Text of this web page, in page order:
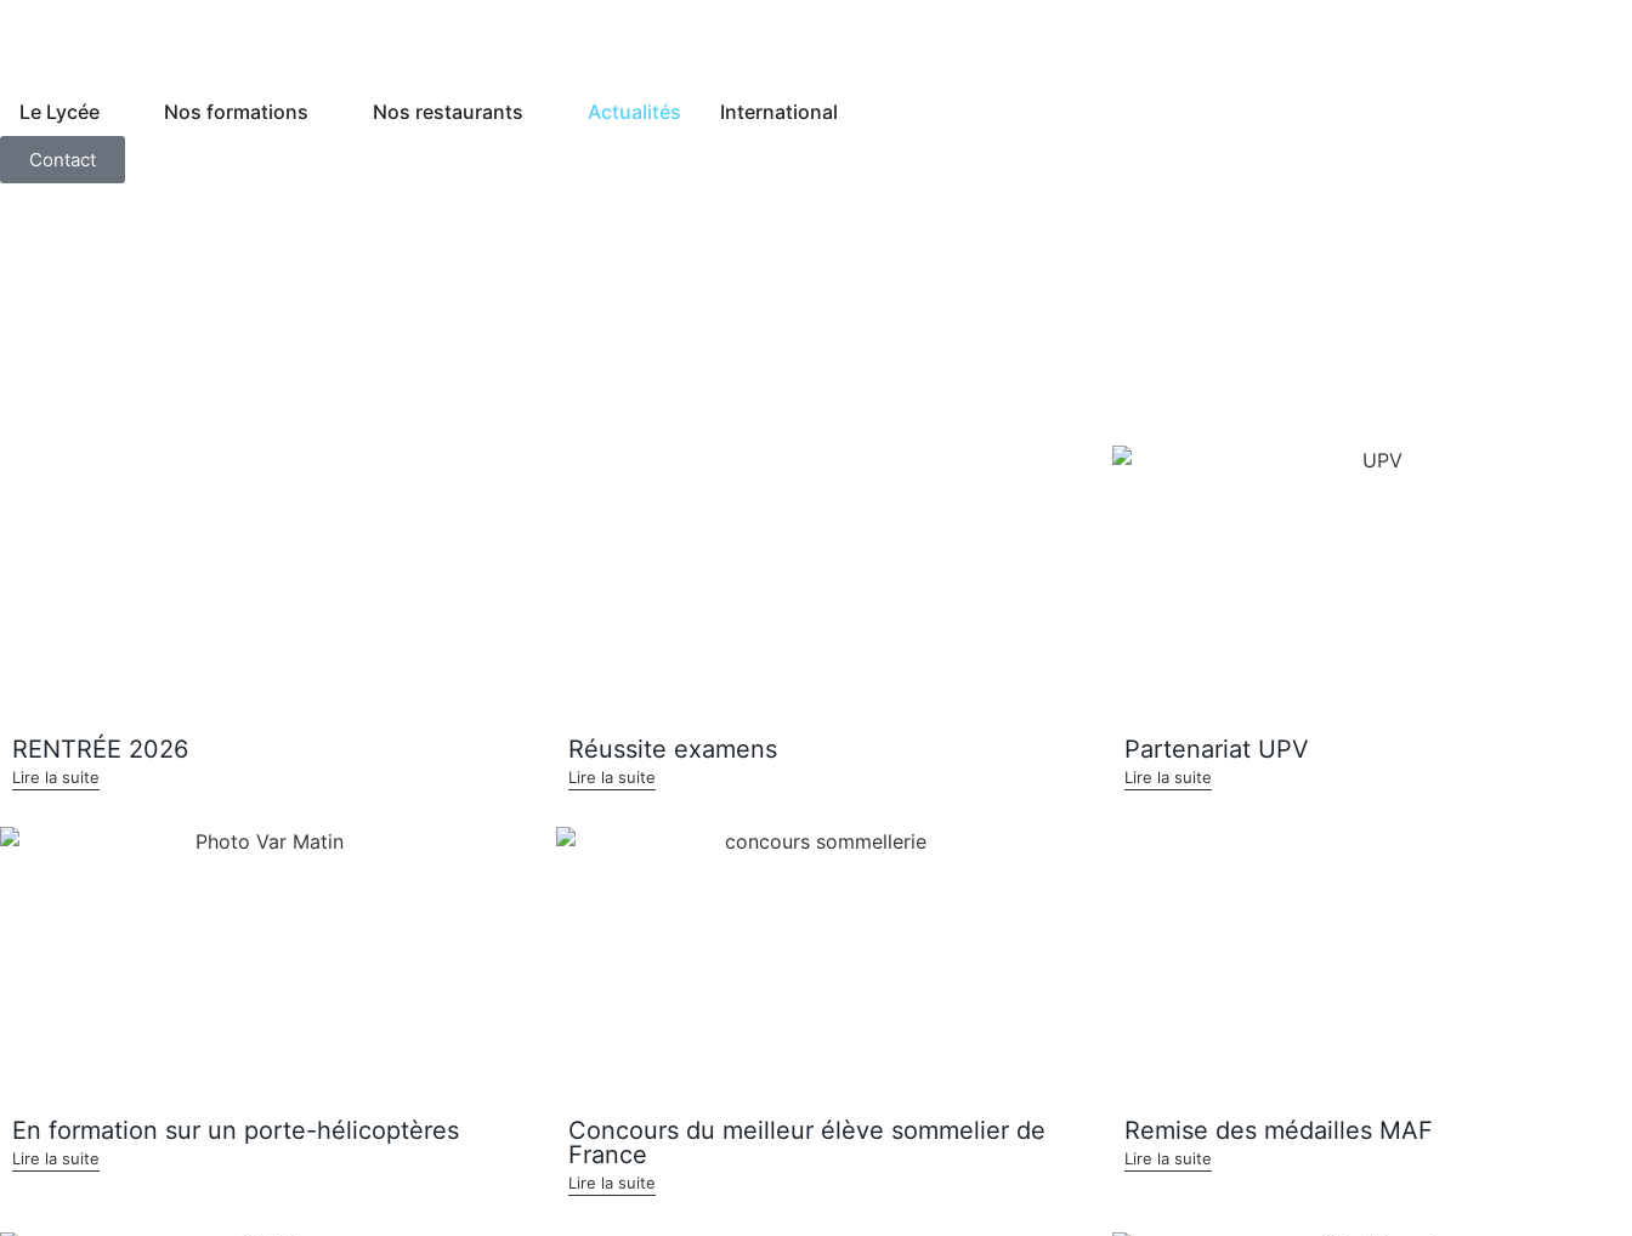
Le Lycée Nos formations Nos restaurants Actualités International
Contact
RENTRÉE 2026
Lire la suite
Réussite examens
Lire la suite
Partenariat UPV
Lire la suite
En formation sur un porte-hélicoptères
Lire la suite
Concours du meilleur élève sommelier de
France
Lire la suite
Remise des médailles MAF
Lire la suite